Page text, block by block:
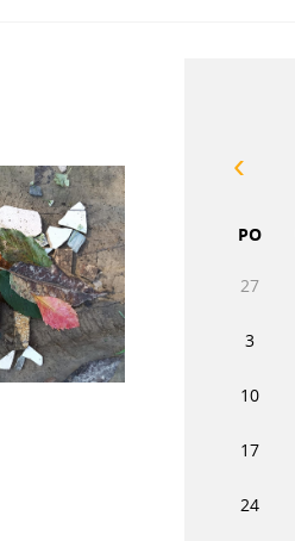
PO
27
3
10
17
24